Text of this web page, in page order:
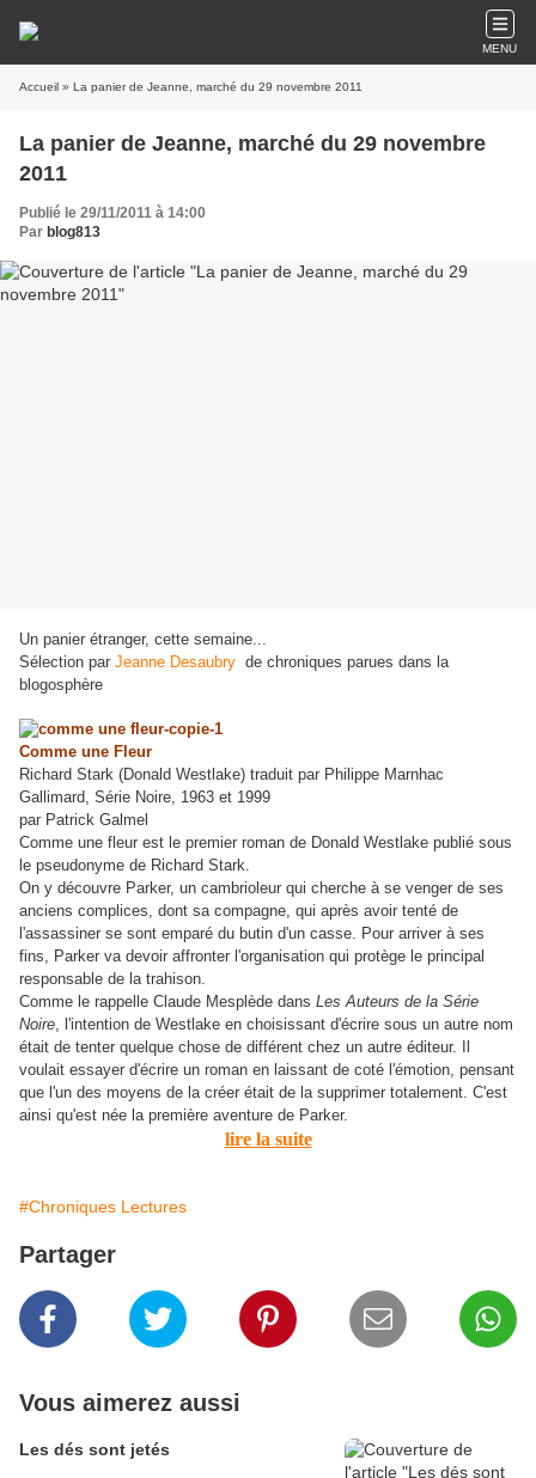
MENU
Accueil » La panier de Jeanne, marché du 29 novembre 2011
La panier de Jeanne, marché du 29 novembre
2011
Publié le 29/11/2011 à 14:00
Par blog813
Un panier étranger, cette semaine...
Sélection par Jeanne Desaubry de chroniques parues dans la
blogosphère
Comme une Fleur
Richard Stark (Donald Westlake) traduit par Philippe Marnhac
Gallimard, Série Noire, 1963 et 1999
par Patrick Galmel
Comme une fleur est le premier roman de Donald Westlake publié sous
le pseudonyme de Richard Stark.
On y découvre Parker, un cambrioleur qui cherche à se venger de ses
anciens complices, dont sa compagne, qui après avoir tenté de
l'assassiner se sont emparé du butin d'un casse. Pour arriver à ses
fins, Parker va devoir affronter l'organisation qui protège le principal
responsable de la trahison.
Comme le rappelle Claude Mesplède dans Les Auteurs de la Série
Noire, l'intention de Westlake en choisissant d'écrire sous un autre nom
était de tenter quelque chose de différent chez un autre éditeur. Il
voulait essayer d'écrire un roman en laissant de coté l'émotion, pensant
que l'un des moyens de la créer était de la supprimer totalement. C'est
ainsi qu'est née la première aventure de Parker.
lire la suite
#Chroniques Lectures
Partager
Vous aimerez aussi
Les dés sont jetés